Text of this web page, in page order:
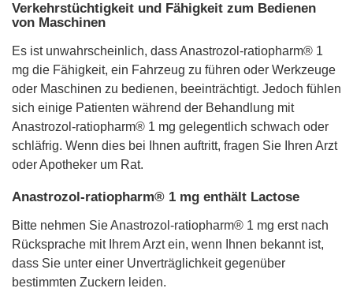
Verkehrstüchtigkeit und Fähigkeit zum Bedienen
von Maschinen
Es ist unwahrscheinlich, dass Anastrozol-ratiopharm® 1
mg die Fähigkeit, ein Fahrzeug zu führen oder Werkzeuge
oder Maschinen zu bedienen, beeinträchtigt. Jedoch fühlen
sich einige Patienten während der Behandlung mit
Anastrozol-ratiopharm® 1 mg gelegentlich schwach oder
schläfrig. Wenn dies bei Ihnen auftritt, fragen Sie Ihren Arzt
oder Apotheker um Rat.
Anastrozol-ratiopharm® 1 mg enthält Lactose
Bitte nehmen Sie Anastrozol-ratiopharm® 1 mg erst nach
Rücksprache mit Ihrem Arzt ein, wenn Ihnen bekannt ist,
dass Sie unter einer Unverträglichkeit gegenüber
bestimmten Zuckern leiden.